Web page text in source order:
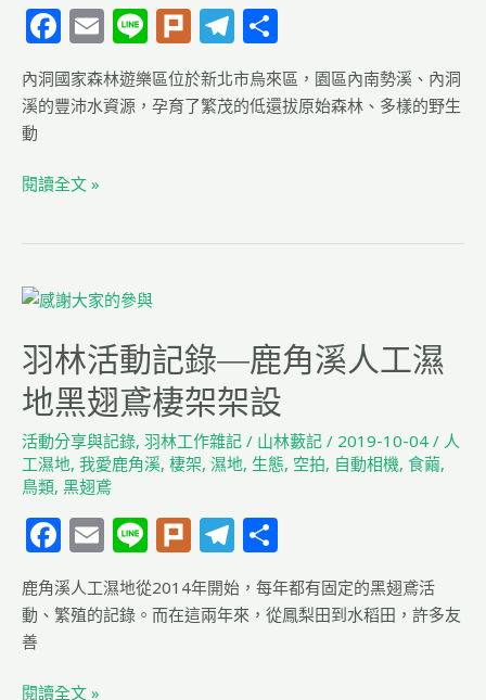
F
a
c
e
b
o
o
E
m
ai
l
Li
n
e
Pl
u
rk
T
el
e
g
享
內洞國家森林遊樂區位於新北市烏來區，園區內南勢溪、內洞
溪的豐沛水資源，孕育了繁茂的低還拔原始森林、多樣的野生
動
閱讀全文 »
羽林活動記錄—鹿角溪人工濕
地黑翅鳶棲架架設
活動分享與記錄, 羽林工作雜記 / 山林藪記 / 2019-10-04 / 人
工濕地, 我愛鹿角溪, 棲架, 濕地, 生態, 空拍, 自動相機, 食繭,
鳥類, 黑翅鳶
F
a
c
e
b
E
m
ai
l
Li
n
e
Pl
u
rk
T
el
e
g
享
鹿角溪人工濕地從2014年開始，每年都有固定的黑翅鳶活
動、繁殖的記錄。而在這兩年來，從鳳梨田到水稻田，許多友
善
羽
活
動
記
錄
—
鹿
角
溪
工
濕
地
閱讀全文 »